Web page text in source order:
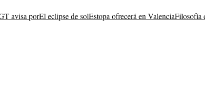
avisa porEl eclipse de solEstopa ofrecerá en ValenciaFilosofía